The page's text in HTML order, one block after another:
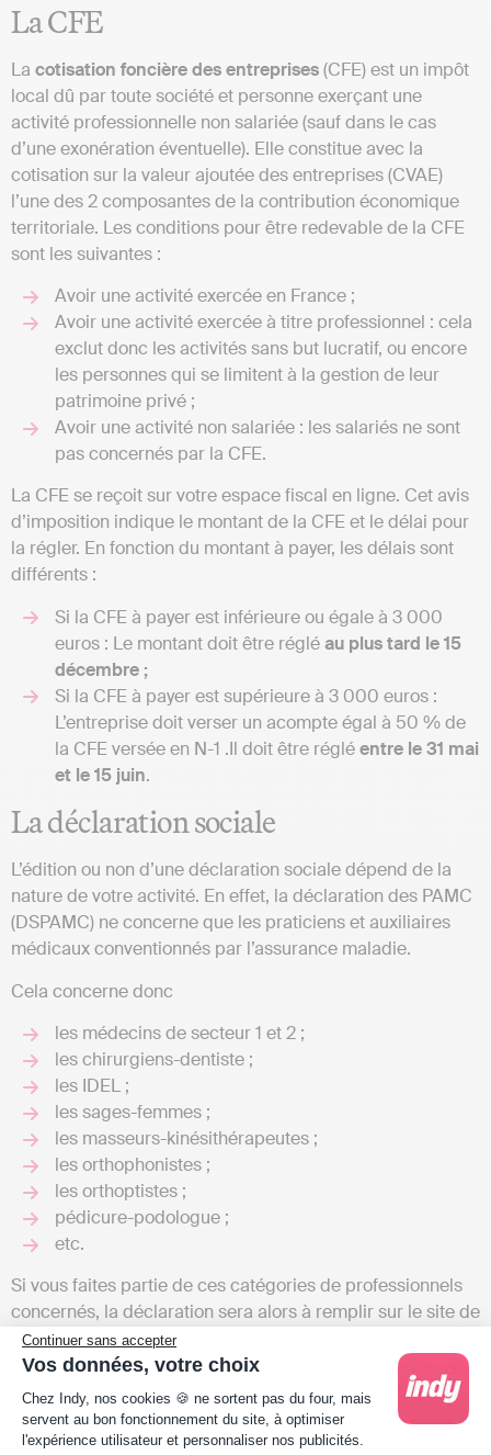
Continuer sans accepter
Vos données, votre choix
Plateforme de Gestion du Consentement :
Chez Indy, nos cookies 🍪 ne sortent pas du four, mais
servent au bon fonctionnement du site, à optimiser
l'expérience utilisateur et personnaliser nos publicités.
La CFE
La cotisation foncière des entreprises(CFE) est un impôt
local dû par toute société et personne exerçant une
activité professionnelle non salariée (sauf dans le cas
d’une exonération éventuelle). Elle constitue avec la
cotisation sur la valeur ajoutée des entreprises (CVAE)
l’une des 2 composantes de la contribution économique
territoriale. Les conditions pour être redevable de la CFE
sont les suivantes :
Avoir une activité exercée en France ;
Avoir une activité exercée à titre professionnel : cela
exclut donc les activités sans but lucratif, ou encore
les personnes qui se limitent à la gestion de leur
patrimoine privé ;
Avoir une activité non salariée : les salariés ne sont
pas concernés par la CFE.
La CFE se reçoit sur votre espace fiscal en ligne. Cet avis
d’imposition indique le montant de la CFE et le délai pour
la régler. En fonction du montant à payer, les délais sont
différents :
Si la CFE à payer est inférieure ou égale à 3 000
euros : Le montant doit être régléau plus tard le 15
décembre ;
Si la CFE à payer est supérieure à 3 000 euros :
L’entreprise doit verser un acompte égal à 50 %de
la CFE versée en N-1 .Il doit être régléentre le 31 mai
et le 15 juin.
La déclaration sociale
L’édition ou non d’une déclaration sociale dépend de la
nature de votre activité. En effet, la déclaration des PAMC
(DSPAMC) ne concerne que les praticiens et auxiliaires
médicaux conventionnés par l’assurance maladie.
Cela concerne donc
les médecins de secteur 1 et 2 ;
les chirurgiens-dentiste ;
les IDEL ;
les sages-femmes ;
les masseurs-kinésithérapeutes ;
les orthophonistes ;
les orthoptistes ;
pédicure-podologue ;
etc.
Si vous faites partie de ces catégories de professionnels
concernés, la déclaration sera alors à remplir sur le site de
net-entreprise. Si j’exerce une autre profession, alors ma
déclaration sociale (DSI) est maintenant intégrée à ma
déclaration d’impôt sur le revenu ! Attention toutefois:la
déclaration sociale ne vous concerne pas si vous êtes un
dirigeant salarié (si vous êtes un président de SASU, par